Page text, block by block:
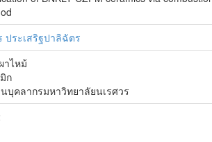
ประเสริฐปาลิฉัตร
าไหม้
ก
บุคลากรมหาวิทยาลัยนเรศวร